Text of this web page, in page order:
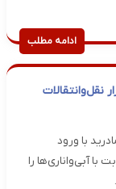
ادامه مطلب
نقل‌وانتقالات
با ورود
با آبی‌واناری‌ها را